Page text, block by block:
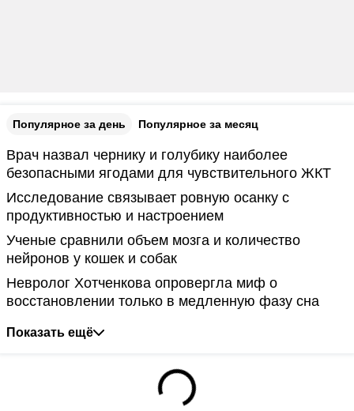
Популярное за день Популярное за месяц
Врач назвал чернику и голубику наиболее
безопасными ягодами для чувствительного ЖКТ
Исследование связывает ровную осанку с
продуктивностью и настроением
Ученые сравнили объем мозга и количество
нейронов у кошек и собак
Невролог Хотченкова опровергла миф о
восстановлении только в медленную фазу сна
Показать ещё